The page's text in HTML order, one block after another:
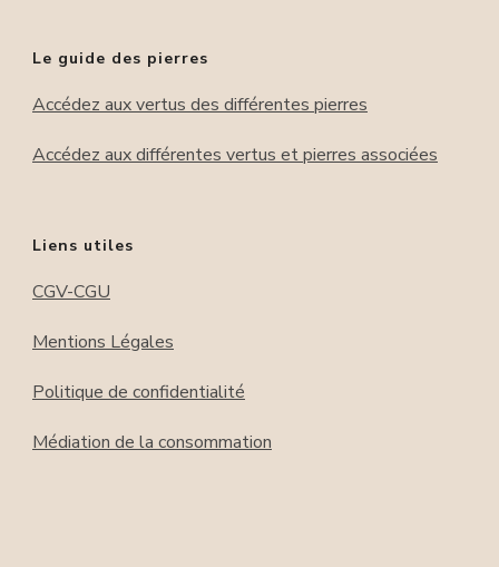
Le guide des pierres
Accédez aux vertus des différentes pierres
Accédez aux différentes vertus et pierres associées
Liens utiles
CGV-CGU
Mentions Légales
Politique de confidentialité
Médiation de la consommation